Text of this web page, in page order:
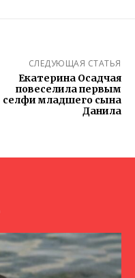
СЛЕДУЮЩАЯ СТАТЬЯ
Екатерина Осадчая
повеселила первым
селфи младшего сына
Данила